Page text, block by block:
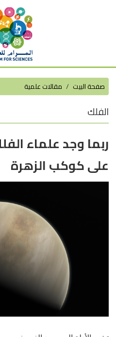
صفحة البيت مقالات علمية
الفلك
ربما وجد علماء
على كوكب الزهرة